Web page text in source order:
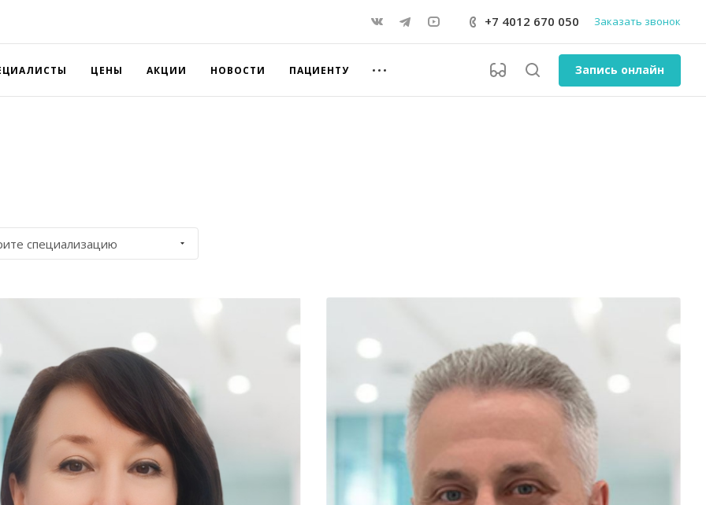
+7 4012 670 050 Заказать звонок
ЦЕНЫ АКЦИИ НОВОСТИ ПАЦИЕНТУ Запись онлайн
специализацию